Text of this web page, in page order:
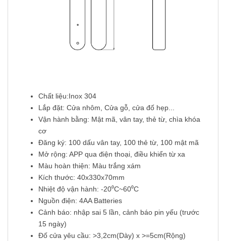
Chất liệu:Inox 304
Lắp đặt: Cửa nhôm, Cửa gỗ, cửa đố hẹp...
Vận hành bằng: Mật mã, vân tay, thẻ từ, chìa khóa
cơ
Đăng ký: 100 dấu vân tay, 100 thẻ từ, 100 mật mã
Mở rộng: APP qua điện thoại, điều khiển từ xa
Màu hoàn thiện: Màu trắng xám
Kích thước: 40x330x70mm
Nhiệt độ vận hành: -20⁰C~60⁰C
Nguồn điện: 4AA Batteries
Cảnh báo: nhập sai 5 lần, cảnh báo pin yếu (trước
15 ngày)
Đố cửa yêu cầu: >3,2cm(Dày) x >=5cm(Rộng)